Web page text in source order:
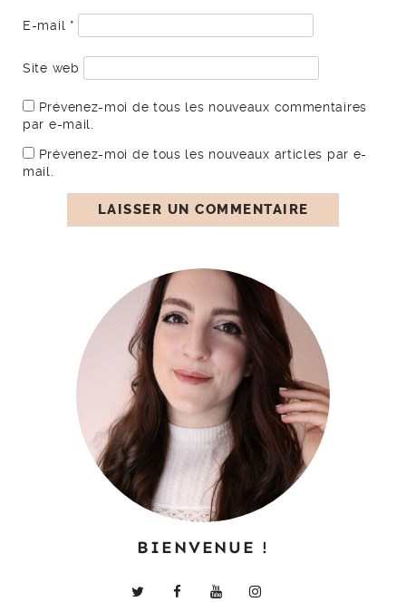
E-mail *
Site web
Prévenez-moi de tous les nouveaux commentaires
par e-mail.
Prévenez-moi de tous les nouveaux articles par e-
mail.
BIENVENUE !